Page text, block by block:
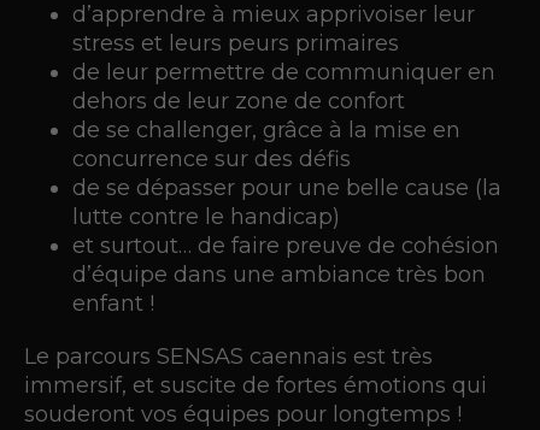
d’apprendre à mieux apprivoiser leur
stress et leurs peurs primaires
de leur permettre de communiquer en
dehors de leur zone de confort
de se challenger, grâce à la mise en
concurrence sur des défis
de se dépasser pour une belle cause (la
lutte contre le handicap)
et surtout… de faire preuve de cohésion
d’équipe dans une ambiance très bon
enfant !
Le parcours SENSAS caennais est très
immersif, et suscite de fortes émotions qui
souderont vos équipes pour longtemps !